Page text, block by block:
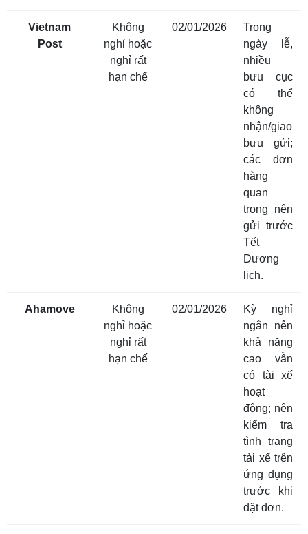
Vietnam
Post
Không
nghỉ hoặc
nghỉ rất
hạn chế
02/01/2026
Trong
ngày lễ,
nhiều
bưu cục
có thể
không
nhận/giao
bưu gửi;
các đơn
hàng
quan
trọng nên
gửi trước
Tết
Dương
lịch.
Ahamove
Không
nghỉ hoặc
nghỉ rất
hạn chế
02/01/2026
Kỳ nghỉ
ngắn nên
khả năng
cao vẫn
có tài xế
hoạt
động; nên
kiểm tra
tình trạng
tài xế trên
ứng dụng
trước khi
đặt đơn.